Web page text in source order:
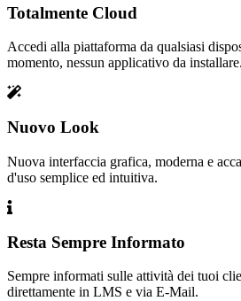
Totalmente Cloud
Accedi alla piattaforma da qualsiasi
momento, nessun applicativo da installare.
Nuovo Look
Nuova interfaccia grafica, moderna e
d'uso semplice ed intuitiva.
Resta Sempre Informato
Sempre informati sulle attività dei tuoi
direttamente in LMS e via E-Mail.